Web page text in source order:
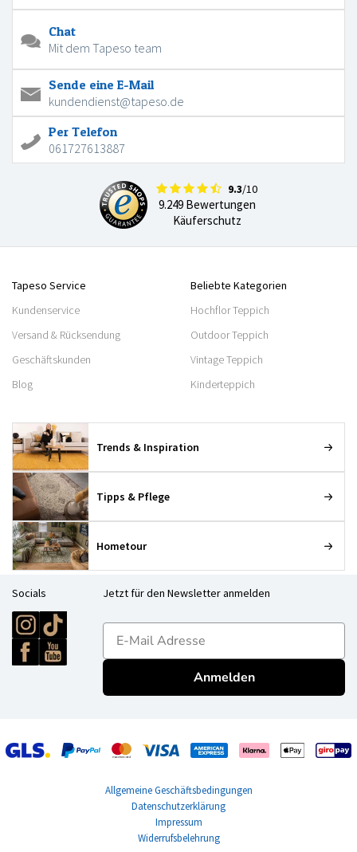
Chat
Mit dem Tapeso team
Sende eine E-Mail
kundendienst@tapeso.de
Per Telefon
061727613887
9.3/10
9.249 Bewertungen
Käuferschutz
Tapeso Service
Kundenservice
Versand & Rücksendung
Geschäftskunden
Blog
Beliebte Kategorien
Hochflor Teppich
Outdoor Teppich
Vintage Teppich
Kinderteppich
Trends & Inspiration
Tipps & Pflege
Hometour
Socials Jetzt für den Newsletter anmelden
E-mailadres
Anmelden
Allgemeine Geschäftsbedingungen
Datenschutzerklärung
Impressum
Widerrufsbelehrung